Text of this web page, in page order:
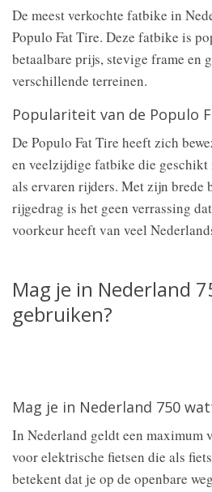
De meest verkochte fatbike in
Populo Fat Tire. Deze fatbike is
betaalbare prijs, stevige frame en
verschillende terreinen.
Populariteit van de Populo
De Populo Fat Tire heeft zich
en veelzijdige fatbike die geschikt
als ervaren rijders. Met zijn brede
rijgedrag is het geen verrassing
voorkeur heeft van veel
Mag je in Nederland
gebruiken?
Mag je in Nederland 750
In Nederland geldt een maximum
voor elektrische fietsen die als
betekent dat je op de openbare